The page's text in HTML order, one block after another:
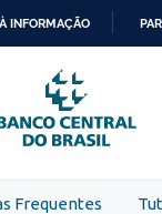
PARA
O
CONTEÚDO
INFORMAÇÃO
Frequentes